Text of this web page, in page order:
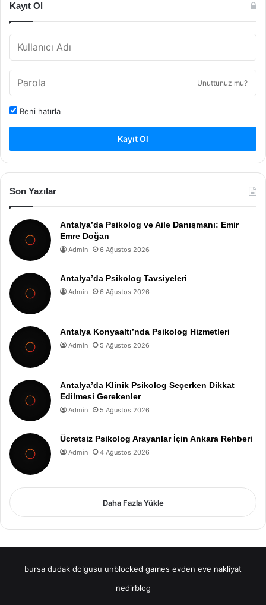
Kayıt Ol
Unuttunuz mu?
Beni hatırla
Kayıt Ol
Son Yazılar
Antalya’da Psikolog ve Aile Danışmanı: Emir
Emre Doğan
Admin 6 Ağustos 2026
Antalya’da Psikolog Tavsiyeleri
Admin 6 Ağustos 2026
Antalya Konyaaltı’nda Psikolog Hizmetleri
Admin 5 Ağustos 2026
Antalya’da Klinik Psikolog Seçerken Dikkat
Edilmesi Gerekenler
Admin 5 Ağustos 2026
Ücretsiz Psikolog Arayanlar İçin Ankara Rehberi
Admin 4 Ağustos 2026
Daha Fazla Yükle
bursa dudak dolgusu unblocked games evden eve nakliyat
nedirblog